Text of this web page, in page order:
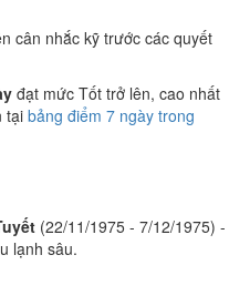
cân nhắc kỹ trước các quyết
đạt mức Tốt trở lên, cao nhất
tại bảng điểm 7 ngày trong
(22/11/1975 - 7/12/1975) -
lạnh sâu.